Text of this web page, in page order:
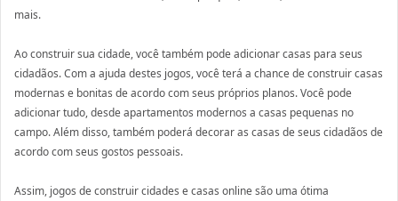
mais.
Ao construir sua cidade, você também pode adicionar casas para seus
cidadãos. Com a ajuda destes jogos, você terá a chance de construir casas
modernas e bonitas de acordo com seus próprios planos. Você pode
adicionar tudo, desde apartamentos modernos a casas pequenas no
campo. Além disso, também poderá decorar as casas de seus cidadãos de
acordo com seus gostos pessoais.
Assim, jogos de construir cidades e casas online são uma ótima